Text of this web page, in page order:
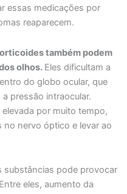
essas medicações por
reaparecem.
também podem
olhos. Eles dificultam a
do globo ocular, que
pressão intraocular.
por muito tempo,
no nervo óptico e levar ao
substâncias pode provocar
eles, aumento da